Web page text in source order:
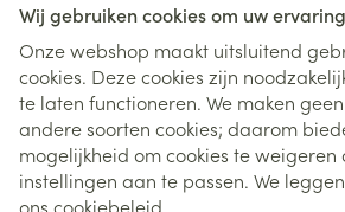
Wij gebruiken cookies om uw
Onze webshop maakt uitsluitend
cookies. Deze cookies zijn
te laten functioneren. We maken
andere soorten cookies; daarom
mogelijkheid om cookies te weigeren
instellingen aan te passen. We
ons cookiebeleid
hun eigenaar, zeker niet bij
ontvlambaar brandbaar. Vermijd
vuur of andere onstekingsbronnen.
voorzorgsmaatregelen voor de
het milieu: Het diergeneesmiddel
oppervlaktewater terecht te